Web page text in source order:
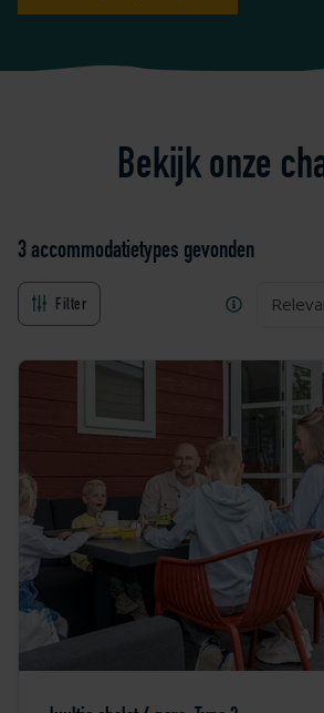
Bekijk onze
3 accommodatietypes gevonden
Filter